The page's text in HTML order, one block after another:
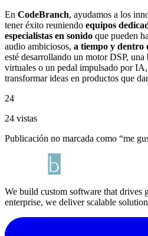
En CodeBranch, ayudamos a los
tener éxito reuniendo equipos
especialistas en sonido que pueden
audio ambiciosos, a tiempo y dentro
esté desarrollando un motor DSP,
virtuales o un pedal impulsado por
transformar ideas en productos que
24
24 vistas
Publicación no marcada como “me
We build custom software that drives
enterprise, we deliver scalable